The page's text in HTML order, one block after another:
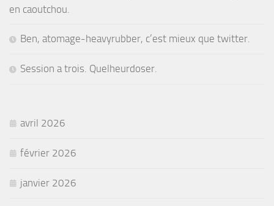
en caoutchou.
Ben, atomage-heavyrubber, c’est mieux que twitter.
Session a trois. Quelheurdoser.
avril 2026
février 2026
janvier 2026